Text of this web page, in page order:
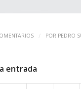
/ POR PEDRO
entrada